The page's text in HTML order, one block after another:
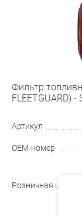
Фильтр
FLEETGUARD) -
Артикул
OEM-номер
Розничная цена